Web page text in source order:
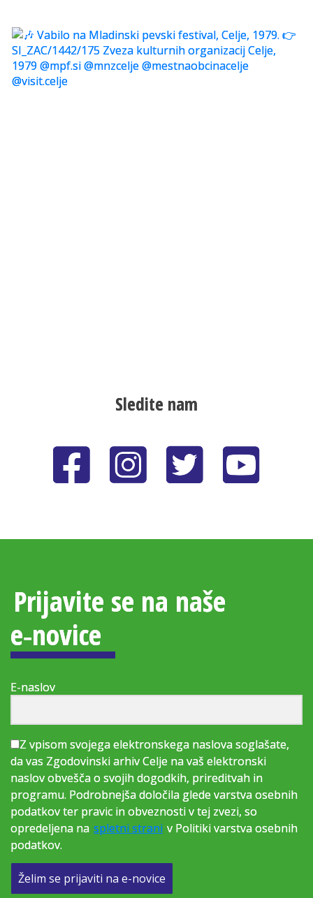
Sledite nam
Prijavite se na naše
e‑novice
E-naslov
Z vpisom svojega elektronskega naslova soglašate,
da vas Zgodovinski arhiv Celje na vaš elektronski
naslov obvešča o svojih dogodkih, prireditvah in
programu. Podrobnejša določila glede varstva osebnih
podatkov ter pravic in obveznosti v tej zvezi, so
opredeljena na spletni strani v Politiki varstva osebnih
podatkov.
Želim se prijaviti na e-novice